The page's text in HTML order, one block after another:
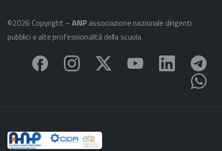
©2026 Copyright –ANP associazione nazionale dirigenti
pubblici e alte professionalità della scuola